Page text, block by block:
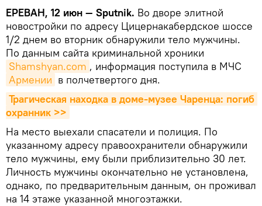
ЕРЕВАН, 12 июн — Sputnik. Во дворе элитной
новостройки по адресу Цицернакабердское шоссе
1/2 днем во вторник обнаружили тело мужчины.
По данным сайта криминальной хроники
Shamshyan.com , информация поступила в МЧС
Армении в полчетвертого дня.
Трагическая находка в доме-музее Чаренца: погиб
охранник >>
На место выехали спасатели и полиция. По
указанному адресу правоохранители обнаружили
тело мужчины, ему были приблизительно 30 лет.
Личность мужчины окончательно не установлена,
однако, по предварительным данным, он проживал
на 14 этаже указанной многоэтажки.